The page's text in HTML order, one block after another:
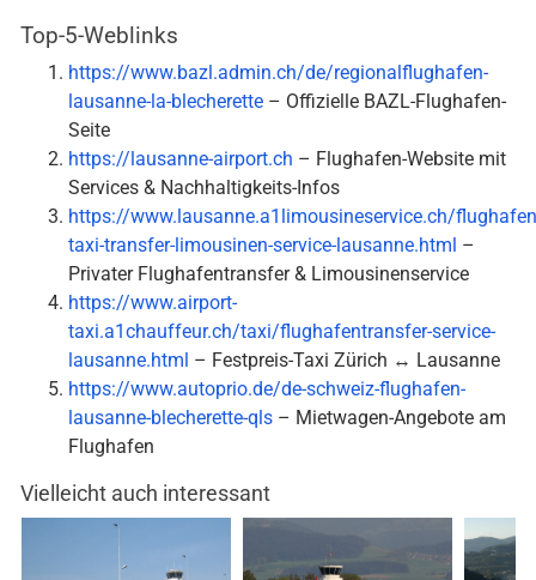
Top-5-Weblinks
https://www.bazl.admin.ch/de/regionalflughafen-
lausanne-la-blecherette – Offizielle BAZL-Flughafen-
Seite
https://lausanne-airport.ch – Flughafen-Website mit
Services & Nachhaltigkeits-Infos
https://www.lausanne.a1limousineservice.ch/
taxi-transfer-limousinen-service-lausanne.html –
Privater Flughafentransfer & Limousinenservice
https://www.airport-
taxi.a1chauffeur.ch/taxi/flughafentransfer-service-
lausanne.html – Festpreis-Taxi Zürich ↔ Lausanne
https://www.autoprio.de/de-schweiz-flughafen-
lausanne-blecherette-qls – Mietwagen-Angebote am
Flughafen
Vielleicht auch interessant